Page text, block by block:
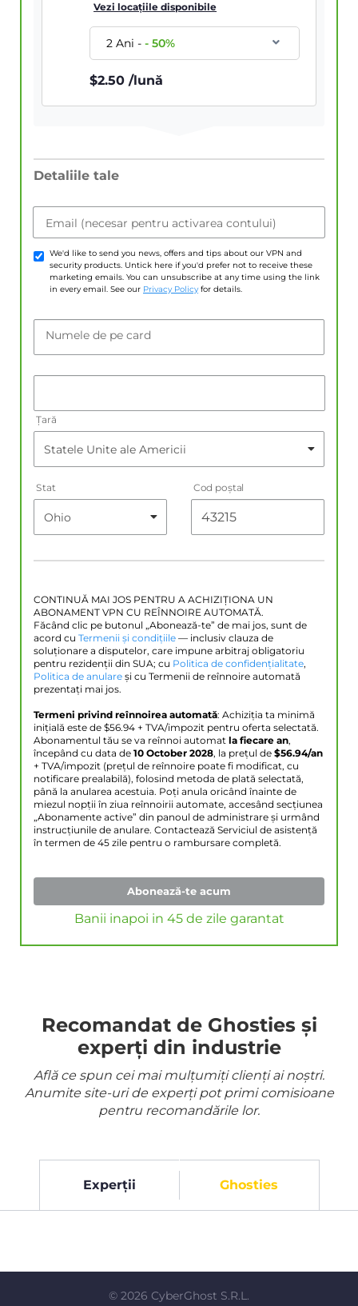
Vezi locațiile disponibile
2 Ani--50%
$2.50 /lună
Detaliile tale
Email (necesar pentru activarea contului)
We'd like to send you news, offers and tips about our VPN and
security products. Untick here if you'd prefer not to receive these
marketing emails. You can unsubscribe at any time using the link
in every email. See our Privacy Policy for details.
Numele de pe card
Țară
Stat Cod poştal
CONTINUĂ MAI JOS PENTRU A ACHIZIȚIONA UN
ABONAMENT VPN CU REÎNNOIRE AUTOMATĂ.
Făcând clic pe butonul „Abonează-te” de mai jos, sunt de
acord cu Termenii și condițiile — inclusiv clauza de
soluționare a disputelor, care impune arbitraj obligatoriu
pentru rezidenții din SUA; cu Politica de confidențialitate,
Politica de anulare și cu Termenii de reînnoire automată
prezentați mai jos.
Termeni privind reînnoirea automată: Achiziția ta minimă
inițială este de $56.94 + TVA/impozit pentru oferta selectată.
Abonamentul tău se va reînnoi automat la fiecare an,
începând cu data de 10 October 2028, la prețul de $56.94/an
+ TVA/impozit (prețul de reînnoire poate fi modificat, cu
notificare prealabilă), folosind metoda de plată selectată,
până la anularea acestuia. Poți anula oricând înainte de
miezul nopții în ziua reînnoirii automate, accesând secțiunea
„Abonamente active” din panoul de administrare și urmând
instrucțiunile de anulare. Contactează Serviciul de asistență
în termen de 45 zile pentru o rambursare completă.
Abonează-te acum
Banii inapoi in 45 de zile garantat
Recomandat de Ghosties și
experți din industrie
Află ce spun cei mai mulțumiți clienți ai noștri.
Anumite site-uri de experți pot primi comisioane
pentru recomandările lor.
Experții Ghosties
© 2026 CyberGhost S.R.L.